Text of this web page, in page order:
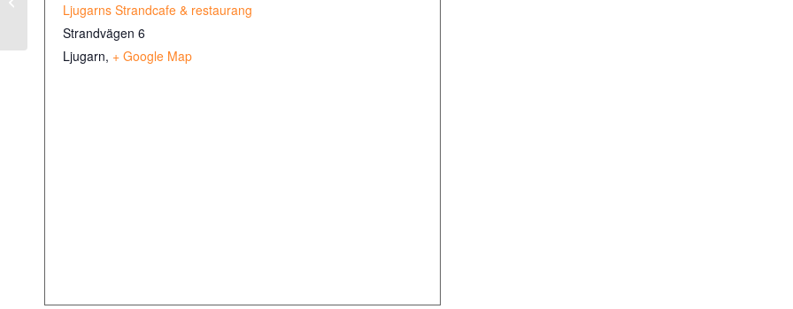
Ljugarns Strandcafe & restaurang
Strandvägen 6
Ljugarn, + Google Map